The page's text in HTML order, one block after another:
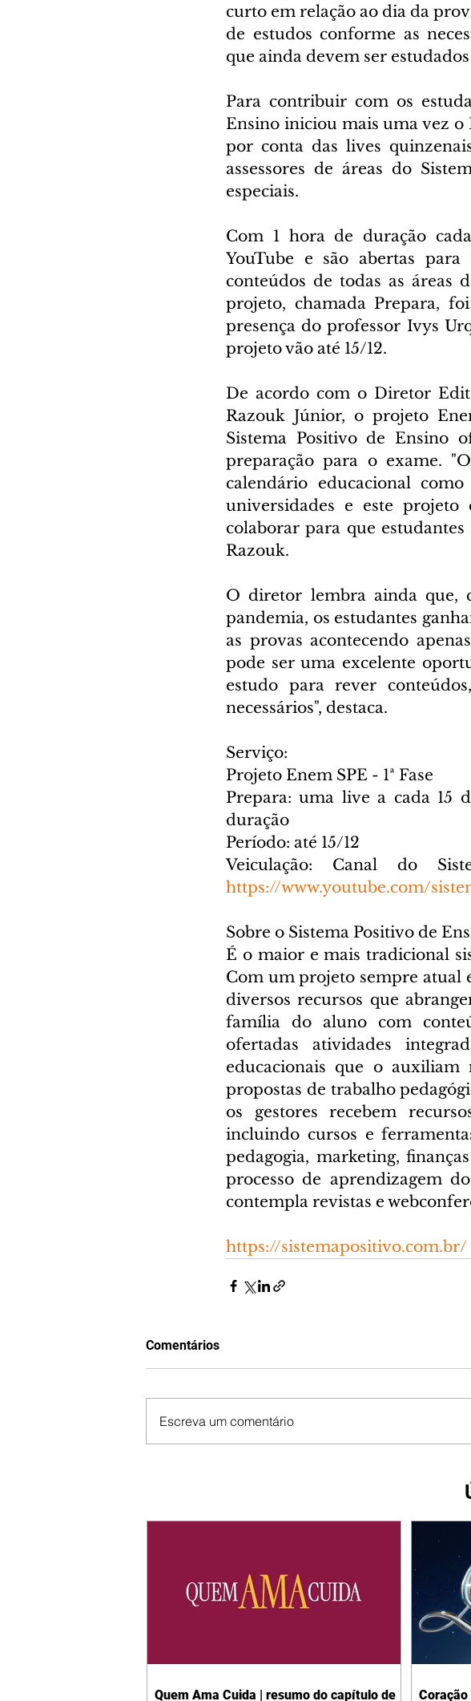
curto em relação ao dia da
de estudos conforme as
que ainda devem ser
Para contribuir com os
Ensino iniciou mais uma vez o
por conta das lives
assessores de áreas do
especiais.
Com 1 hora de duração
YouTube e são abertas
conteúdos de todas as áreas
projeto, chamada Prepara,
presença do professor Ivys
projeto vão até 15/12.
De acordo com o Diretor
Razouk Júnior, o projeto
Sistema Positivo de Ensino
preparação para o exame.
calendário educacional
universidades e este
colaborar para que
Razouk.
O diretor lembra ainda que,
pandemia, os estudantes
as provas acontecendo
pode ser uma excelente
estudo para rever
necessários", destaca.
Serviço:
Projeto Enem SPE - 1ª Fase
Prepara: uma live a cada 15
duração
Período: até 15/12
https://www.youtube.com/
Sobre o Sistema Positivo de
É o maior e mais tradicional
Com um projeto sempre atual
diversos recursos que
família do aluno com
ofertadas atividades
educacionais que o auxiliam
propostas de trabalho
os gestores recebem
incluindo cursos e
pedagogia, marketing,
processo de aprendizagem
contempla revistas e
https://sistemapositivo.com.br/
Comentários
Escreva um comentário
Quem Ama Cuida | resumo do capítulo de
Coração